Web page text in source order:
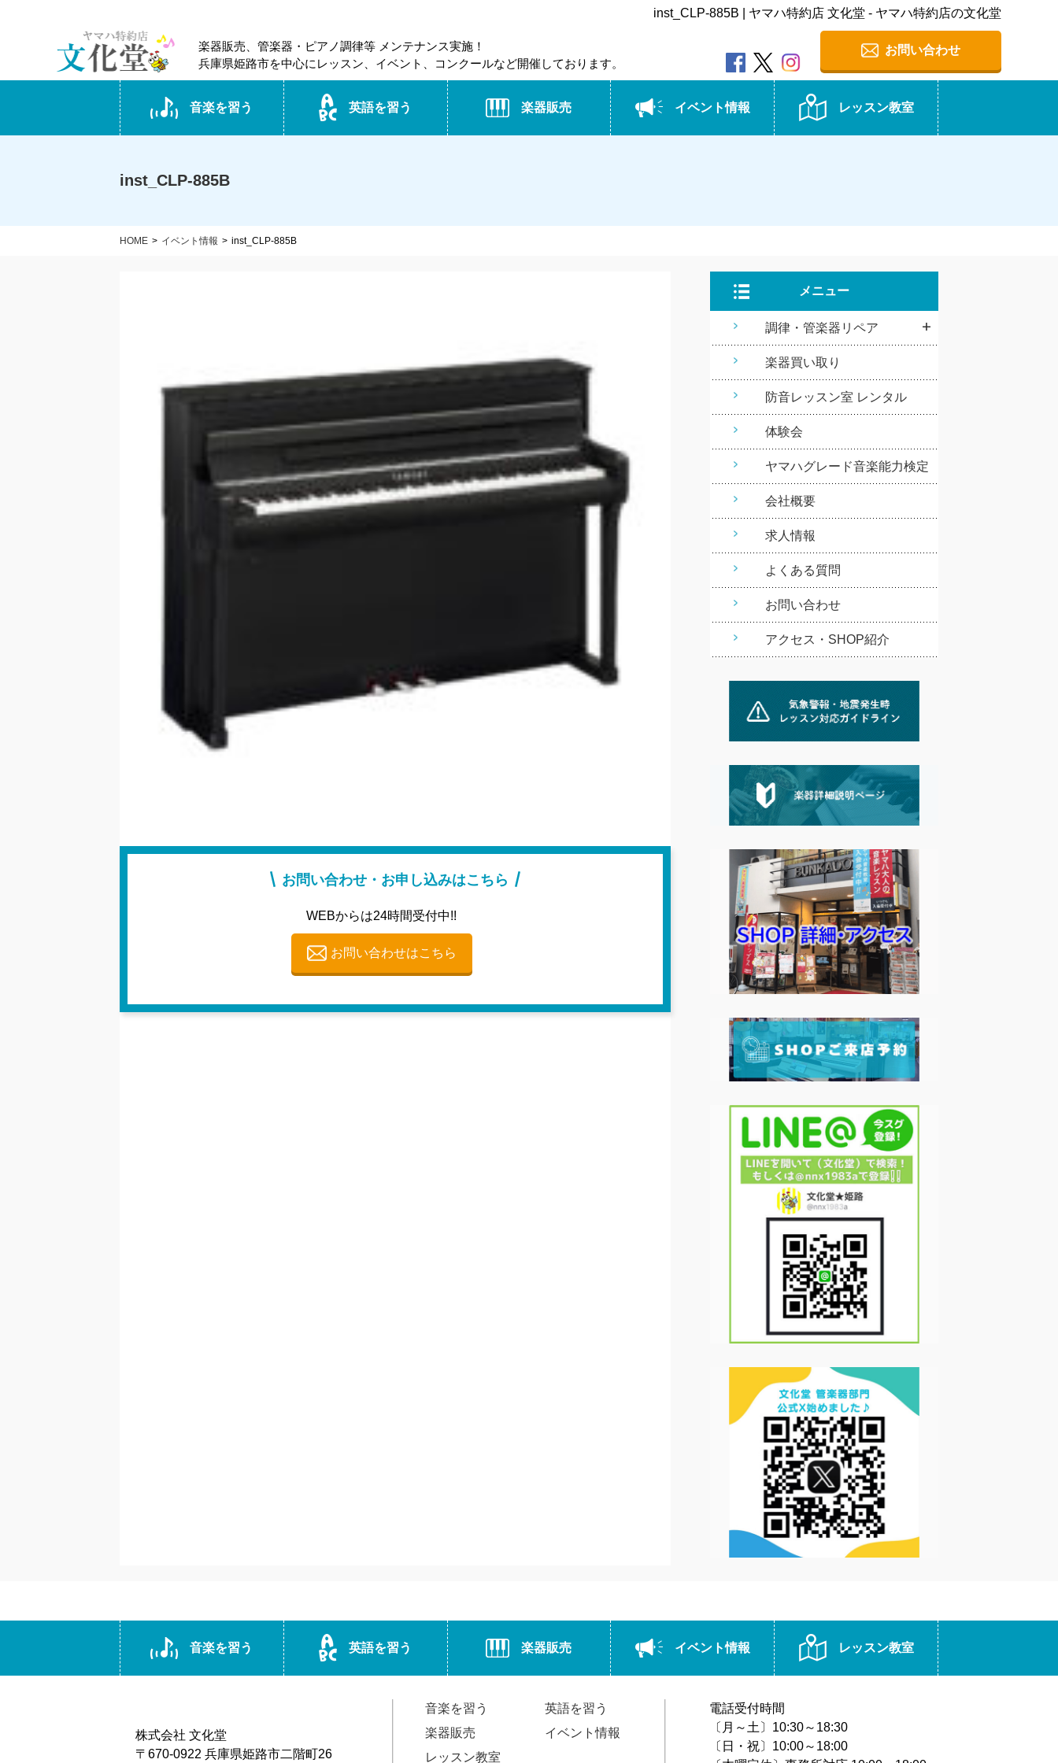
inst_CLP-885B | ヤマハ特約店 文化堂 - ヤマハ特約店の文化堂
楽器販売、管楽器・ピアノ調律等 メンテナンス実施！
兵庫県姫路市を中心にレッスン、イベント、コンクールなど開催しております。
お問い合わせ
音楽を習う 英語を習う 楽器販売 イベント情報 レッスン教室
inst_CLP-885B
HOME イベント情報 inst_CLP-885B
お問い合わせ・お申し込みはこちら
WEBからは24時間受付中!!
お問い合わせはこちら
メニュー
調律・管楽器リペア
楽器買い取り
防音レッスン室 レンタル
体験会
ヤマハグレード音楽能力検定
会社概要
求人情報
よくある質問
お問い合わせ
アクセス・SHOP紹介
音楽を習う 英語を習う 楽器販売 イベント情報 レッスン教室
株式会社 文化堂
〒670-0922 兵庫県姫路市二階町26
音楽を習う
英語を習う
楽器販売
イベント情報
レッスン教室
電話受付時間
〔月～土〕10:30～18:30
〔日・祝〕10:00～18:00